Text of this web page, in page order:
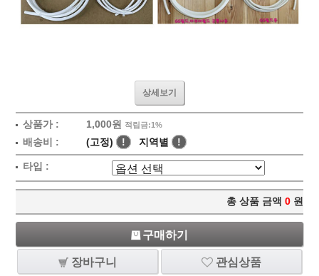
상세보기
상품가 : 1,000원 적립금:1%
배송비 : (고정) ! 지역별 !
타입 :
총 상품 금액 0 원
구매하기
장바구니 관심상품